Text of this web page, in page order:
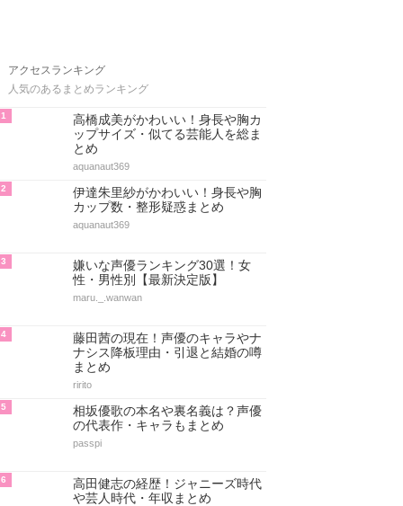
アクセスランキング
人気のあるまとめランキング
1
高橋成美がかわいい！身長や胸カ
ップサイズ・似てる芸能人を総ま
とめ
aquanaut369
2
伊達朱里紗がかわいい！身長や胸
カップ数・整形疑惑まとめ
aquanaut369
3
嫌いな声優ランキング30選！女
性・男性別【最新決定版】
maru._.wanwan
4
藤田茜の現在！声優のキャラやナ
ナシス降板理由・引退と結婚の噂
まとめ
ririto
5
相坂優歌の本名や裏名義は？声優
の代表作・キャラもまとめ
passpi
6
高田健志の経歴！ジャニーズ時代
や芸人時代・年収まとめ